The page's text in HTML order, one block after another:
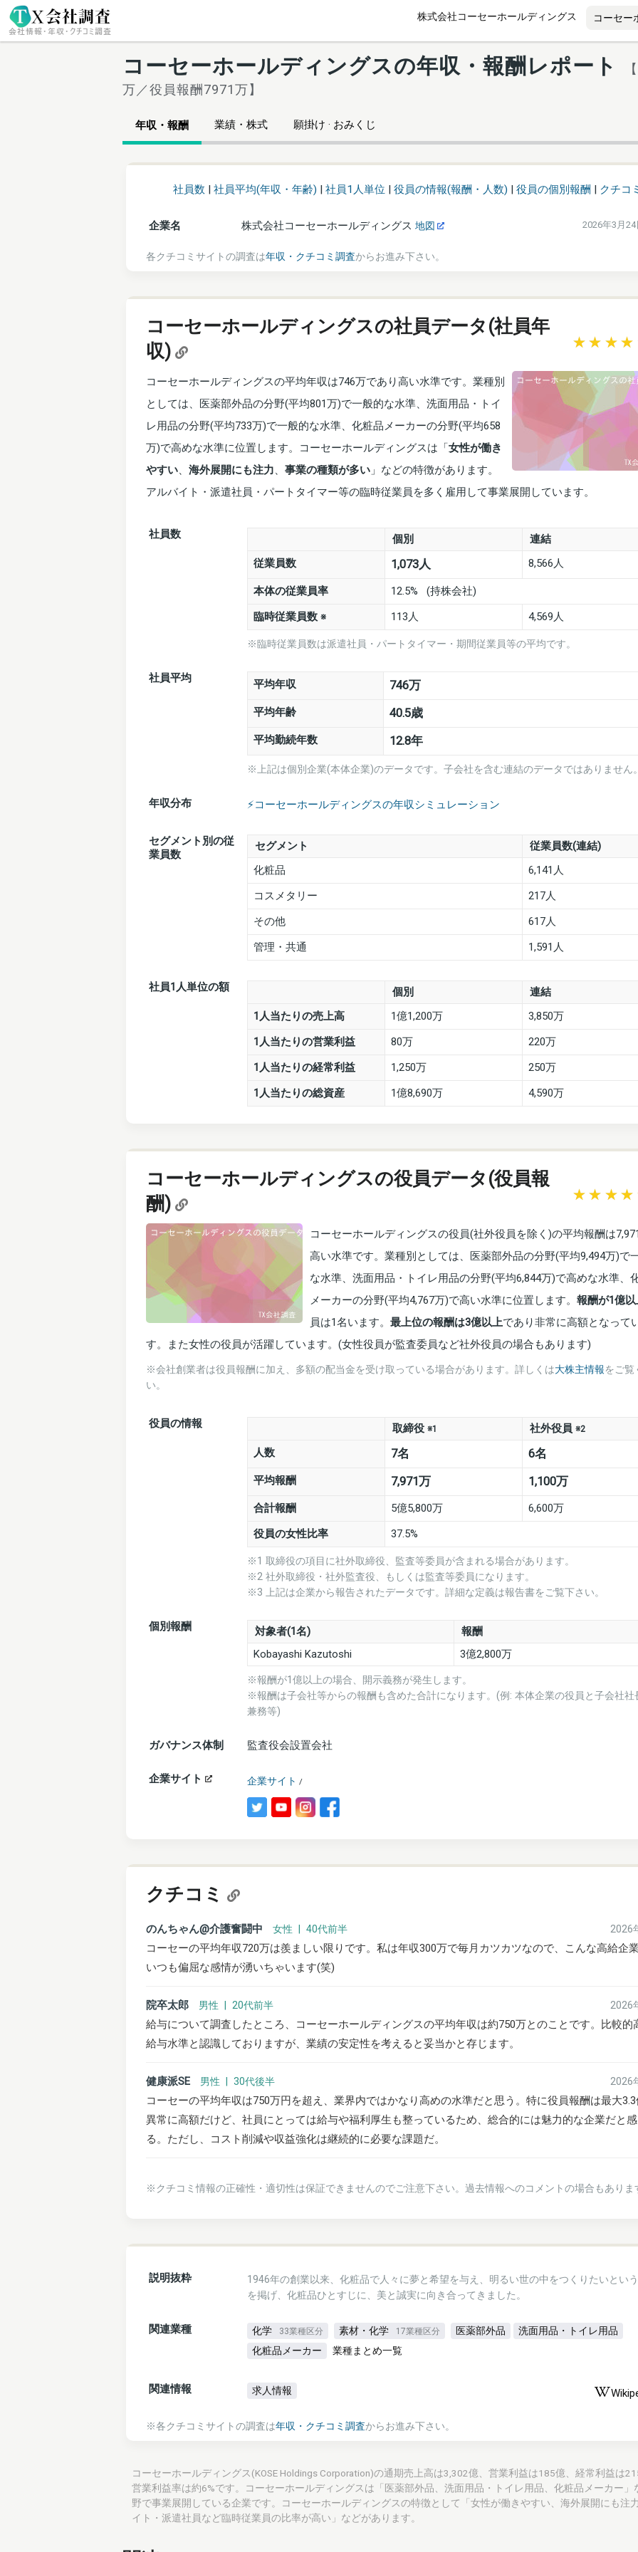
株式会社コーセーホールディングス
コーセーホールディングスの年収・報酬レポート
万／役員報酬7971万】
年収・報酬 業績・株式 願掛け · おみくじ
社員数 | 社員平均(年収・年齢) | 社員1人単位 | 役員の情報(報酬・人数) | 役員の個別報酬 | クチコ
企業名 株式会社コーセーホールディングス 地図 2026年3月
各クチコミサイトの調査は年収・クチコミ調査からお進み下さい。
コーセーホールディングスの社員データ(社員年
収)
コーセーホールディングスの平均年収は746万であり高い水準です。業種別
としては、医薬部外品の分野(平均801万)で一般的な水準、洗面用品・トイ
レ用品の分野(平均733万)で一般的な水準、化粧品メーカーの分野(平均658
万)で高めな水準に位置します。コーセーホールディングスは「女性が働き
やすい、 海外展開にも注力、 事業の種類が多い 」などの特徴があります。
アルバイト・派遣社員・パートタイマー等の臨時従業員を多く雇用して事業展開しています。
社員数 個別
連結
従業員数
1,073人 8,566人
本体の従業員率
12.5% (持株会社)
臨時従業員数※ 113人 4,569人
※臨時従業員数は派遣社員・パートタイマー・期間従業員等の平均です。
社員平均 平均年収 746万
平均年齢 40.5歳
平均勤続年数 12.8年
※上記は個別企業(本体企業)のデータです。子会社を含む連結のデータではありません
年収分布 ⚡️コーセーホールディングスの年収シミュレーション
セグメント別の従
業員数
セグメント
従業員数(連結)
化粧品
6,141人
コスメタリー
217人
その他
617人
管理・共通
1,591人
社員1人単位の額 個別
連結
1人当たりの売上高
1億1,200万
3,850万
1人当たりの営業利益
80万
220万
1人当たりの経常利益
1,250万
250万
1人当たりの総資産
1億8,690万 4,590万
コーセーホールディングスの役員データ(役員報
酬)
コーセーホールディングスの役員(社外役員を除く)の平均報酬は
高い水準です。業種別としては、医薬部外品の分野(平均9,494万)で
な水準、洗面用品・トイレ用品の分野(平均6,844万)で高めな水準、
メーカーの分野(平均4,767万)で高い水準に位置します。 報酬が1億
員は1名います。 最上位の報酬は3億以上であり非常に高額となって
す。また女性の役員が活躍しています。(女性役員が監査委員など社外役員の場合もあります)
※会社創業者は役員報酬に加え、多額の配当金を受け取っている場合があります。詳しくは大株主情報をご覧
い。
役員の情報 取締役※1 社外役員※2
人数 7名 6名
平均報酬 7,971万 1,100万
合計報酬 5億5,800万
6,600万
役員の女性比率
37.5%
※1 取締役の項目に社外取締役、監査等委員が含まれる場合があります。
※2 社外取締役・社外監査役、もしくは監査等委員になります。
※3 上記は企業から報告されたデータです。詳細な定義は報告書をご覧下さい。
個別報酬 対象者(1名)
報酬
Kobayashi Kazutoshi
3億2,800万
※報酬が1億以上の場合、開示義務が発生します。
※報酬は子会社等からの報酬も含めた合計になります。(例: 本体企業の役員と子会社社
兼務等)
ガバナンス体制 監査役会設置会社
企業サイト 企業サイト /
クチコミ
のんちゃん@介護奮闘中 女性 | 40代前半 2026
コーセーの平均年収720万は羨ましい限りです。私は年収300万で毎月カツカツなので、こんな高給企
いつも偏屈な感情が湧いちゃいます(笑)
院卒太郎 男性 | 20代前半 2026
給与について調査したところ、コーセーホールディングスの平均年収は約750万とのことです。比較的
給与水準と認識しておりますが、業績の安定性を考えると妥当かと存じます。
健康派SE 男性 | 30代後半 2026
コーセーの平均年収は750万円を超え、業界内ではかなり高めの水準だと思う。特に役員報酬は最大
異常に高額だけど、社員にとっては給与や福利厚生も整っているため、総合的には魅力的な企業だと
る。ただし、コスト削減や収益強化は継続的に必要な課題だ。
※クチコミ情報の正確性・適切性は保証できませんのでご注意下さい。過去情報へのコメントの場合もありま
説明抜粋
1946年の創業以来、化粧品で人々に夢と希望を与え、明るい世の中をつくりたいとい
を掲げ、化粧品ひとすじに、美と誠実に向き合ってきました。
関連業種 化学 33業種区分 素材・化学 17業種区分 医薬部外品
洗面用品・トイレ用品
化粧品メーカー
業種まとめ一覧
関連情報 求人情報
※各クチコミサイトの調査は年収・クチコミ調査からお進み下さい。
コーセーホールディングス(KOSE Holdings Corporation)の通期売上高は3,302億、営業利益は185億、経常利益は
営業利益率は約6%です。コーセーホールディングスは「医薬部外品、洗面用品・トイレ用品、化粧品メーカー」
野で事業展開している企業です。コーセーホールディングスの特徴として「女性が働きやすい、海外展開にも注
イト・派遣社員など臨時従業員の比率が高い」などがあります。